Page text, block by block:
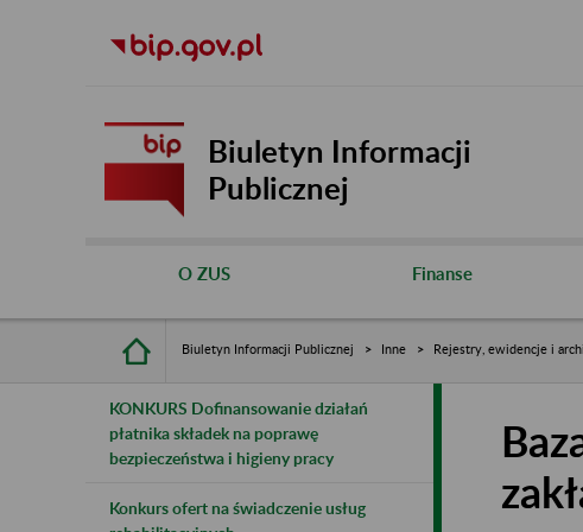
Biuletyn Informacji
Publicznej
O ZUS Finanse
Biuletyn Informacji Publicznej Inne Rejestry, ewidencje i
KONKURS Dofinansowanie działań
płatnika składek na poprawę
bezpieczeństwa i higieny pracy
Konkurs ofert na świadczenie usług